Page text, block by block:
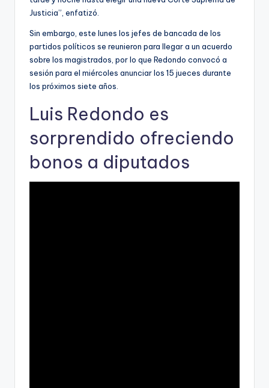
Justicia”, enfatizó.
Sin embargo, este lunes los jefes de bancada de los
partidos políticos se reunieron para llegar a un acuerdo
sobre los magistrados, por lo que Redondo convocó a
sesión para el miércoles anunciar los 15 jueces durante
los próximos siete años.
Luis Redondo es
sorprendido ofreciendo
bonos a diputados